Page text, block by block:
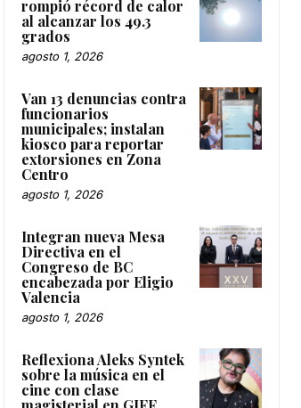
rompió récord de calor
al alcanzar los 49.3
grados
agosto 1, 2026
Van 13 denuncias contra
funcionarios
municipales; instalan
kiosco para reportar
extorsiones en Zona
Centro
agosto 1, 2026
Integran nueva Mesa
Directiva en el
Congreso de BC
encabezada por Eligio
Valencia
agosto 1, 2026
Reflexiona Aleks Syntek
sobre la música en el
cine con clase